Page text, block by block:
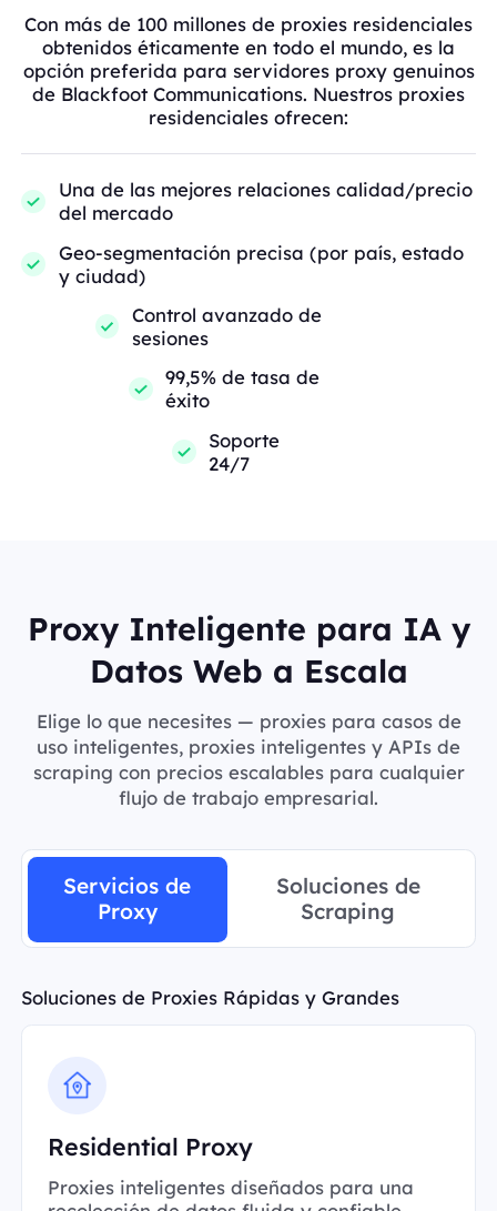
Con más de 100 millones de proxies residenciales
obtenidos éticamente en todo el mundo, es la
opción preferida para servidores proxy genuinos
de Blackfoot Communications. Nuestros proxies
residenciales ofrecen:
Una de las mejores relaciones calidad/precio
del mercado
Geo-segmentación precisa (por país, estado
y ciudad)
Control avanzado de
sesiones
99,5% de tasa de
éxito
Soporte
24/7
Proxy Inteligente para IA y
Datos Web a Escala
Elige lo que necesites — proxies para casos de
uso inteligentes, proxies inteligentes y APIs de
scraping con precios escalables para cualquier
flujo de trabajo empresarial.
Servicios de
Proxy
Soluciones de
Scraping
Soluciones de Proxies Rápidas y Grandes
Residential Proxy
Proxies inteligentes diseñados para una